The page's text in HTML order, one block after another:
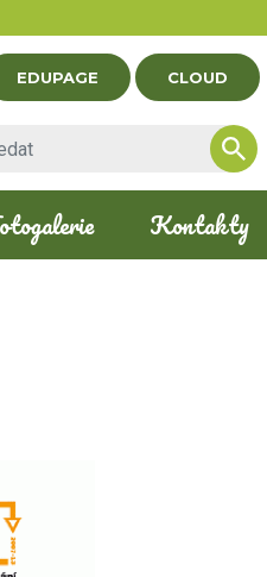
EDUPAGE CLOUD
Kontakty